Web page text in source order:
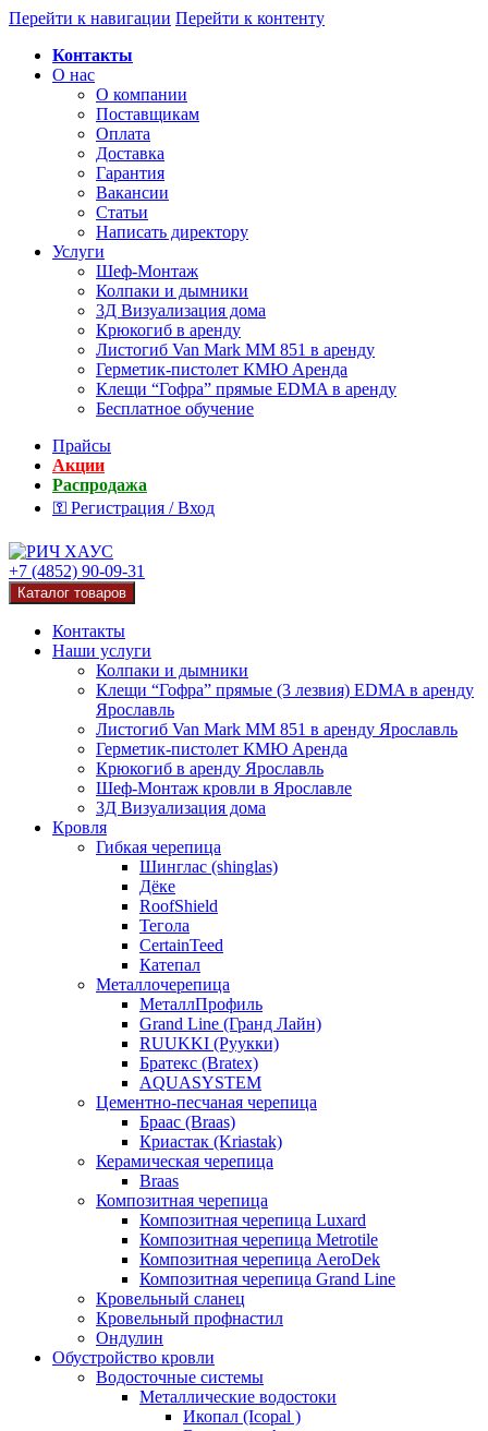
Перейти к навигации Перейти к контенту
Контакты
О нас
О компании
Поставщикам
Оплата
Доставка
Гарантия
Вакансии
Статьи
Написать директору
Услуги
Шеф-Монтаж
Колпаки и дымники
3Д Визуализация дома
Крюкогиб в аренду
Листогиб Van Mark MM 851 в аренду
Герметик-пистолет КМЮ Аренда
Клещи “Гофра” прямые EDMA в аренду
Бесплатное обучение
Прайсы
Акции
Распродажа
⚿ Регистрация / Вход
+7 (4852) 90-09-31
Каталог товаров
Контакты
Наши услуги
Колпаки и дымники
Клещи “Гофра” прямые (3 лезвия) EDMA в аренду
Ярославль
Листогиб Van Mark MM 851 в аренду Ярославль
Герметик-пистолет КМЮ Аренда
Крюкогиб в аренду Ярославль
Шеф-Монтаж кровли в Ярославле
3Д Визуализация дома
Кровля
Гибкая черепица
Шинглас (shinglas)
Дёке
RoofShield
Тегола
CertainTeed
Катепал
Металлочерепица
МеталлПрофиль
Grand Line (Гранд Лайн)
RUUKKI (Руукки)
Братекс (Bratex)
AQUASYSTEM
Цементно-песчаная черепица
Браас (Braas)
Криастак (Kriastak)
Керамическая черепица
Braas
Композитная черепица
Композитная черепица Luxard
Композитная черепица Metrotile
Композитная черепица AeroDek
Композитная черепица Grand Line
Кровельный сланец
Кровельный профнастил
Ондулин
Обустройство кровли
Водосточные системы
Металлические водостоки
Икопал (Icopal )